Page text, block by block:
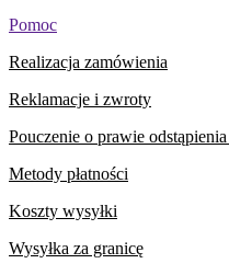
Pomoc
Realizacja zamówienia
Reklamacje i zwroty
Pouczenie o prawie
Metody płatności
Koszty wysyłki
Wysyłka za granicę